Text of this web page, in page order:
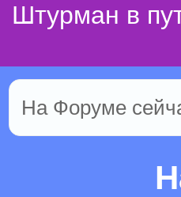
Штурман в
На Форуме